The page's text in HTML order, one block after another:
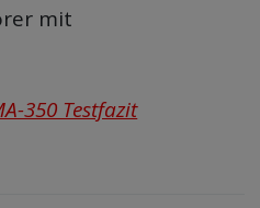
mit
350 Testfazit